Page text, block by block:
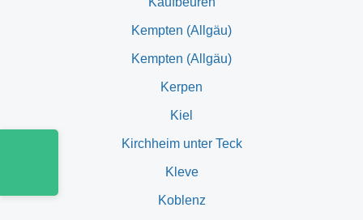
Deutsch
Kempten (Allgäu)
Kempten (Allgäu)
Kerpen
Kiel
Kirchheim unter Teck
Kleve
Koblenz